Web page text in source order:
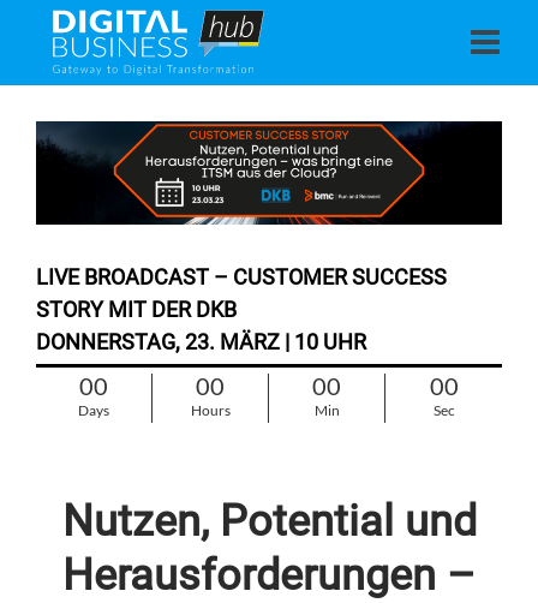
LIVE BROADCAST – CUSTOMER SUCCESS
STORY MIT DER DKB
DONNERSTAG, 23. MÄRZ | 10 UHR
00
Days
00
Hours
00
Min
00
Sec
Nutzen, Potential und
Herausforderungen –